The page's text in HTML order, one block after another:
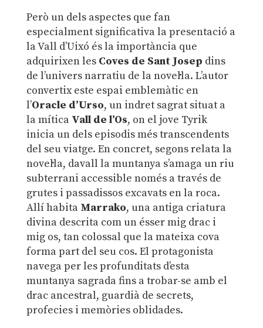
Però un dels aspectes que fan
especialment significativa la presentació a
la Vall d’Uixó és la importància que
adquirixen les Coves de Sant Josep dins
de l’univers narratiu de la novel·la. L’autor
convertix este espai emblemàtic en
l’Oracle d’Urso, un indret sagrat situat a
la mítica Vall de l’Os, on el jove Tyrik
inicia un dels episodis més transcendents
del seu viatge. En concret, segons relata la
novel·la, davall la muntanya s’amaga un riu
subterrani accessible només a través de
grutes i passadissos excavats en la roca.
Allí habita Marrako, una antiga criatura
divina descrita com un ésser mig drac i
mig os, tan colossal que la mateixa cova
forma part del seu cos. El protagonista
navega per les profunditats d’esta
muntanya sagrada fins a trobar-se amb el
drac ancestral, guardià de secrets,
profecies i memòries oblidades.